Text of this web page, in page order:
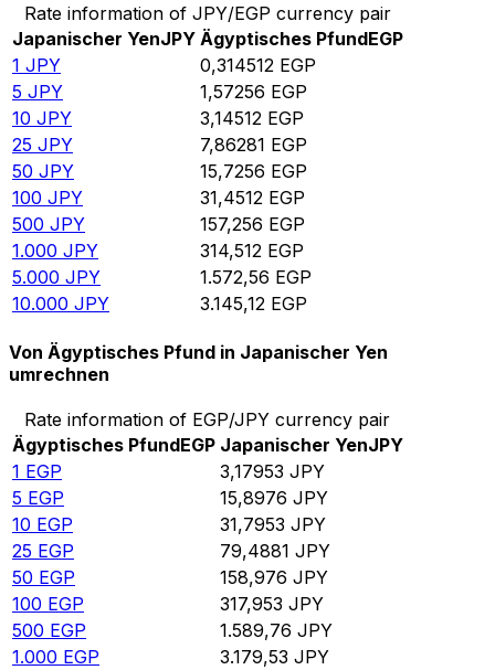
Rate information of JPY/EGP currency pair
Japanischer YenJPY Ägyptisches PfundEGP
1 JPY 0,314512 EGP
5 JPY 1,57256 EGP
10 JPY 3,14512 EGP
25 JPY 7,86281 EGP
50 JPY 15,7256 EGP
100 JPY 31,4512 EGP
500 JPY 157,256 EGP
1.000 JPY 314,512 EGP
5.000 JPY 1.572,56 EGP
10.000 JPY 3.145,12 EGP
Von Ägyptisches Pfund in Japanischer Yen
umrechnen
Rate information of EGP/JPY currency pair
Ägyptisches PfundEGP Japanischer YenJPY
1 EGP 3,17953 JPY
5 EGP 15,8976 JPY
10 EGP 31,7953 JPY
25 EGP 79,4881 JPY
50 EGP 158,976 JPY
100 EGP 317,953 JPY
500 EGP 1.589,76 JPY
1.000 EGP 3.179,53 JPY